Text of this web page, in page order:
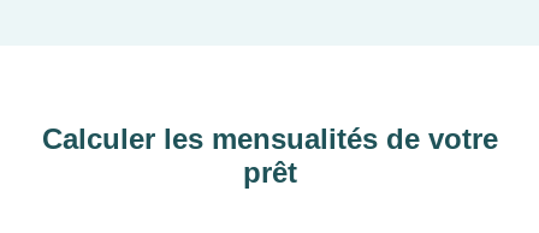
Calculer les mensualités de votre
prêt